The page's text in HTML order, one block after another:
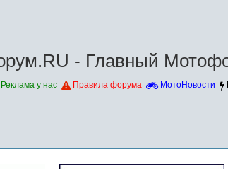
- Главный
Реклама у нас Правила форума МотоНовости